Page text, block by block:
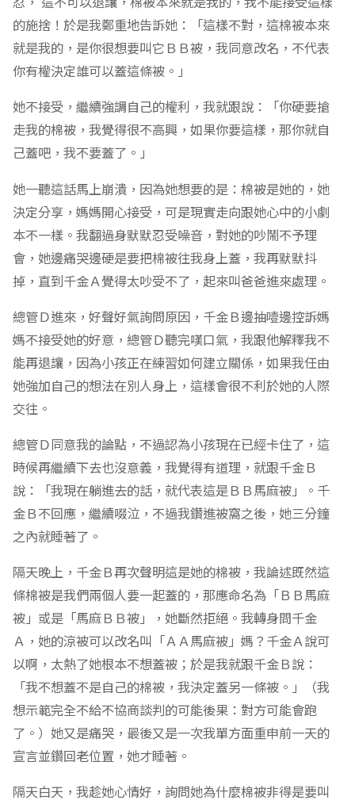
的施捨！於是我鄭重地告訴她：「這樣不對，這棉被本來
就是我的，是你很想要叫它ＢＢ被，我同意改名，不代表
你有權決定誰可以蓋這條被。」
她不接受，繼續強調自己的權利，我就跟說：「你硬要搶
走我的棉被，我覺得很不高興，如果你要這樣，那你就自
己蓋吧，我不要蓋了。」
她一聽這話馬上崩潰，因為她想要的是：棉被是她的，她
決定分享，媽媽開心接受，可是現實走向跟她心中的小劇
本不一樣。我翻過身默默忍受噪音，對她的吵鬧不予理
會，她邊痛哭邊硬是要把棉被往我身上蓋，我再默默抖
掉，直到千金Ａ覺得太吵受不了，起來叫爸爸進來處理。
總管Ｄ進來，好聲好氣詢問原因，千金Ｂ邊抽噎邊控訴媽
媽不接受她的好意，總管Ｄ聽完嘆口氣，我跟他解釋我不
能再退讓，因為小孩正在練習如何建立關係，如果我任由
她強加自己的想法在別人身上，這樣會很不利於她的人際
交往。
總管Ｄ同意我的論點，不過認為小孩現在已經卡住了，這
時候再繼續下去也沒意義，我覺得有道理，就跟千金Ｂ
說：「我現在躺進去的話，就代表這是ＢＢ馬麻被」。千
金Ｂ不回應，繼續啜泣，不過我鑽進被窩之後，她三分鐘
之內就睡著了。
隔天晚上，千金Ｂ再次聲明這是她的棉被，我論述既然這
條棉被是我們兩個人要一起蓋的，那應命名為「ＢＢ馬麻
被」或是「馬麻ＢＢ被」，她斷然拒絕。我轉身問千金
Ａ，她的涼被可以改名叫「ＡＡ馬麻被」媽？千金Ａ說可
以啊，太熱了她根本不想蓋被；於是我就跟千金Ｂ說：
「我不想蓋不是自己的棉被，我決定蓋另一條被。」（我
想示範完全不給不協商談判的可能後果：對方可能會跑
了。）她又是痛哭，最後又是一次我單方面重申前一天的
宣言並鑽回老位置，她才睡著。
隔天白天，我趁她心情好，詢問她為什麼棉被非得是要叫